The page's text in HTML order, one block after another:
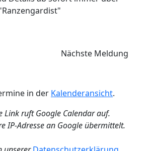
Nächste Meldung
in der Kalenderansicht.
Link ruft Google Calendar auf.
IP-Adresse an Google übermittelt.